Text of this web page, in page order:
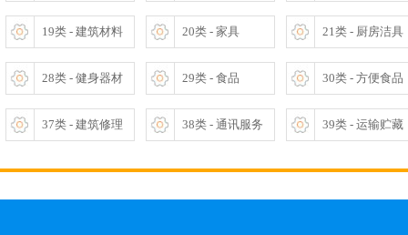
19类 - 建筑材料 20类 - 家具 21类 - 厨房洁具
28类 - 健身器材 29类 - 食品 30类 - 方便食品
37类 - 建筑修理 38类 - 通讯服务 39类 - 运输贮藏